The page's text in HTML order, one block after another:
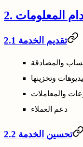
المعلومات
2.1 تقديم الخدمة
والمصادقة
وتخزينها
والمعاملات
دعم العملاء
2.2 تحسين الخدمة